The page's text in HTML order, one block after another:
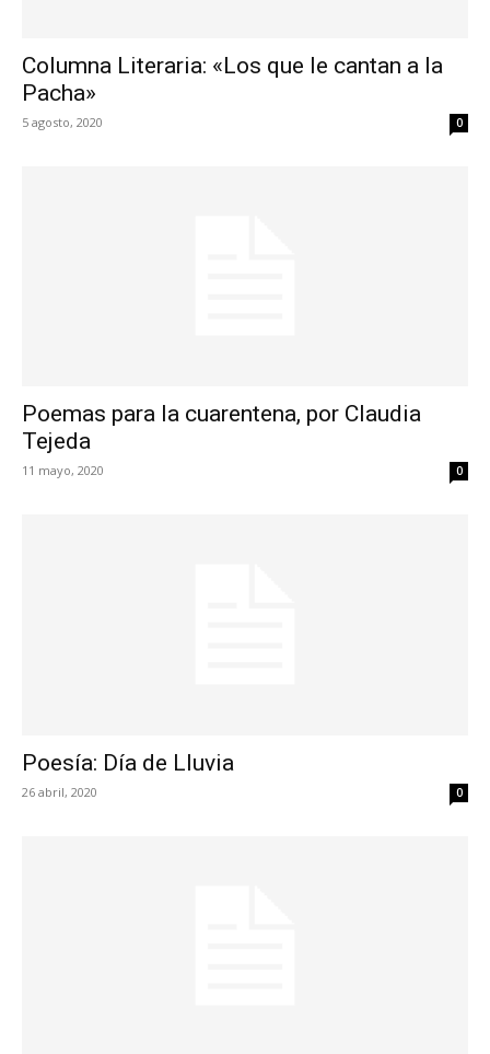
Columna Literaria: «Los que le cantan a la
Pacha»
5 agosto, 2020 0
Poemas para la cuarentena, por Claudia
Tejeda
11 mayo, 2020 0
Poesía: Día de Lluvia
26 abril, 2020 0